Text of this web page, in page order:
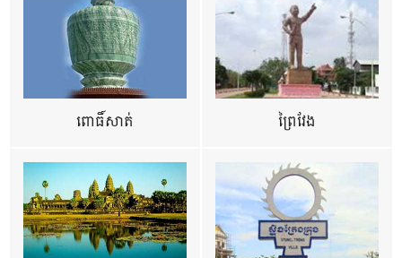
ពោធិ៍សាត់ ព្រៃវែង